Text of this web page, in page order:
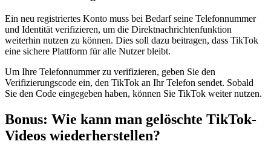
Ein neu registriertes Konto muss bei Bedarf seine Telefonnummer
und Identität verifizieren, um die Direktnachrichtenfunktion
weiterhin nutzen zu können. Dies soll dazu beitragen, dass TikTok
eine sichere Plattform für alle Nutzer bleibt.
Um Ihre Telefonnummer zu verifizieren, geben Sie den
Verifizierungscode ein, den TikTok an Ihr Telefon sendet. Sobald
Sie den Code eingegeben haben, können Sie TikTok weiter nutzen.
Bonus: Wie kann man gelöschte TikTok-
Videos wiederherstellen?